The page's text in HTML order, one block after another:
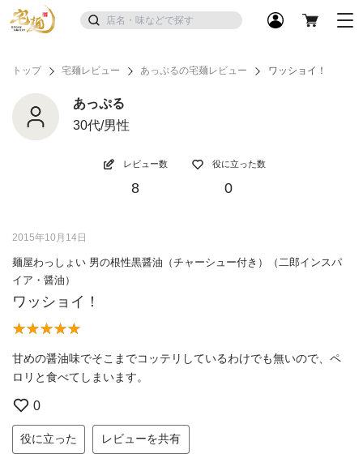
トップ 宅麺レビュー あっぷるの宅麺レビュー ワッショイ！
あっぷる
30代/男性
レビュー数
8
役に立った数
0
2015年10月14日
麺屋わっしょい 男の根性黒醤油（チャーシュー付き）（二郎インスパ
イア・醤油）
ワッショイ！
甘めの醤油味でそこまでコッテリしているわけでも無いので、ペ
ロリと食べてしまいます。
0
役に立った レビューを共有